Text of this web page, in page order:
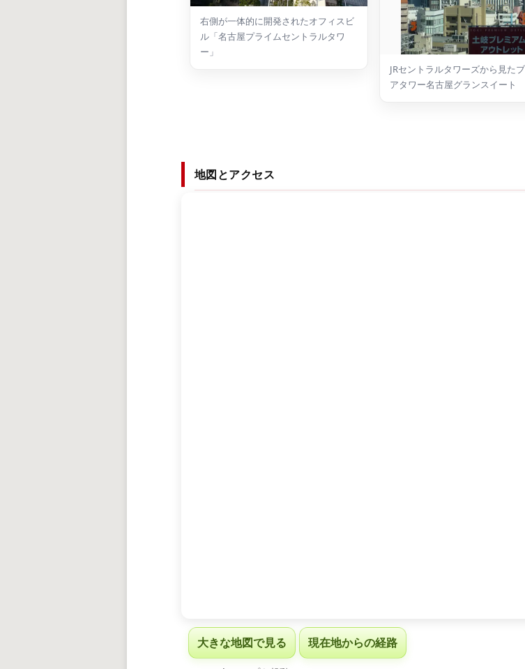
右側が一体的に開発されたオフィスビ
ル「名古屋プライムセントラルタワ
ー」
JRセントラルタワーズから見た
アタワー名古屋グランスイート
地図とアクセス
大きな地図で見る 現在地からの経路